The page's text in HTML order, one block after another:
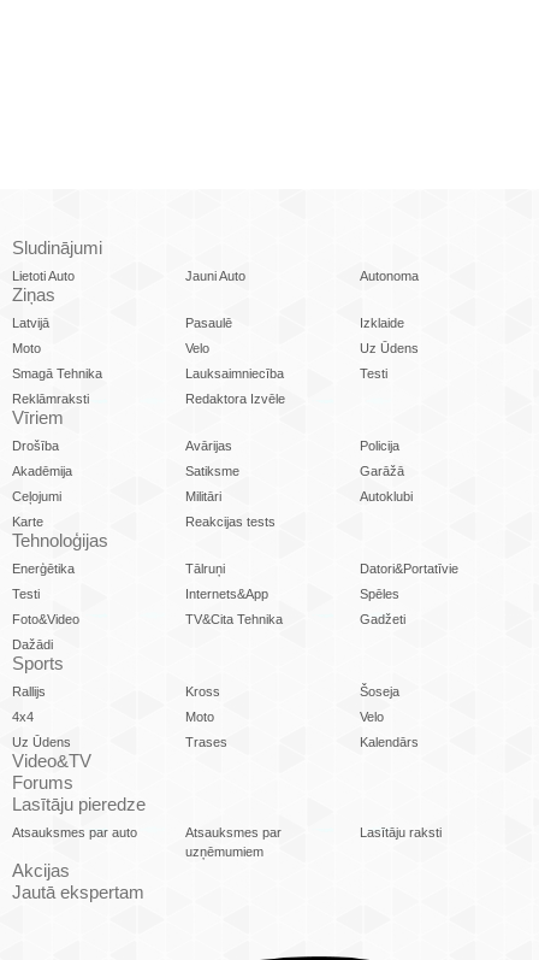
Sludinājumi
Lietoti Auto Jauni Auto Autonoma
Ziņas
Latvijā Pasaulē
Izklaide
Moto
Velo
Uz Ūdens
Smagā Tehnika
Lauksaimniecība
Testi
Reklāmraksti
Redaktora Izvēle
Vīriem
Drošība Avārijas
Policija
Akadēmija
Satiksme
Garāžā
Ceļojumi
Militāri
Autoklubi
Karte
Reakcijas tests
Tehnoloģijas
Enerģētika Tālruņi
Datori&Portatīvie
Testi
Internets&App
Spēles
Foto&Video
TV&Cita Tehnika
Gadžeti
Dažādi
Sports
Rallijs Kross
Šoseja
4x4
Moto
Velo
Uz Ūdens
Trases Kalendārs
Video&TV
Forums
Lasītāju pieredze
Atsauksmes par auto
Atsauksmes par
uzņēmumiem
Lasītāju raksti
Akcijas
Jautā ekspertam